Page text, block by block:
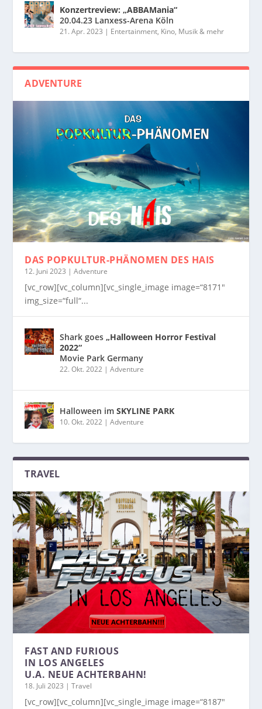
Konzertreview: „ABBAMania“
20.04.23 Lanxess-Arena Köln
21. Apr. 2023 | Entertainment, Kino, Musik & mehr
ADVENTURE
DAS POPKULTUR-PHÄNOMEN DES HAIS
12. Juni 2023 |Adventure
[vc_row][vc_column][vc_single_image image=“8171″
img_size=“full“...
Shark goes„Halloween Horror Festival
2022“
Movie Park Germany
22. Okt. 2022 |Adventure
Halloween imSKYLINE PARK
10. Okt. 2022 |Adventure
TRAVEL
FAST AND FURIOUS
IN LOS ANGELES
U.A. NEUE ACHTERBAHN!
18. Juli 2023 |Travel
[vc_row][vc_column][vc_single_image image=“8187″